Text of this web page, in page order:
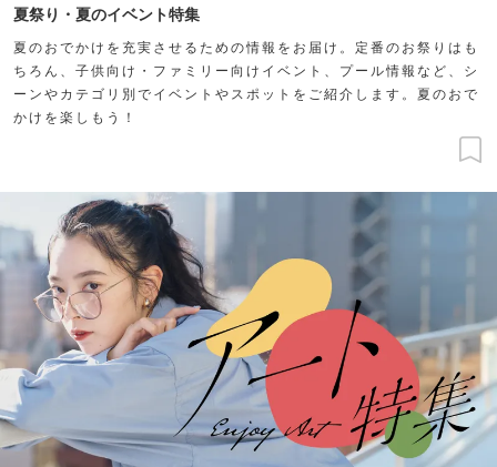
夏祭り・夏のイベント特集
夏のおでかけを充実させるための情報をお届け。定番のお祭りはも
ちろん、子供向け・ファミリー向けイベント、プール情報など、シ
ーンやカテゴリ別でイベントやスポットをご紹介します。夏のおで
かけを楽しもう！